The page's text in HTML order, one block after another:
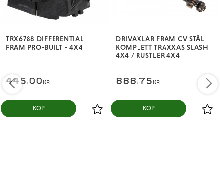
TRX6788 DIFFERENTIAL
FRAM PRO-BUILT - 4X4
445,00 KR
KÖP
DRIVAXLAR FRAM CV STÅL
KOMPLETT TRAXXAS SLASH
4X4 / RUSTLER 4X4
888,75 KR
KÖP